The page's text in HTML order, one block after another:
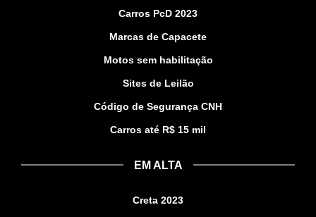
Carros PcD 2023
Marcas de Capacete
Motos sem habilitação
Sites de Leilão
Código de Segurança CNH
Carros até R$ 15 mil
EM ALTA
Creta 2023